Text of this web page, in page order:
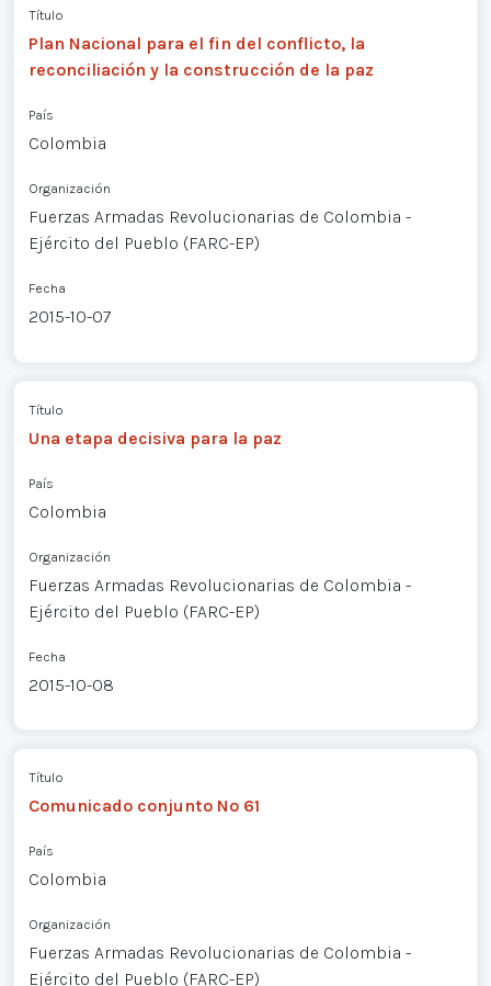
Título
Plan Nacional para el fin del conflicto, la
reconciliación y la construcción de la paz
País
Colombia
Organización
Fuerzas Armadas Revolucionarias de Colombia -
Ejército del Pueblo (FARC-EP)
Fecha
2015-10-07
Título
Una etapa decisiva para la paz
País
Colombia
Organización
Fuerzas Armadas Revolucionarias de Colombia -
Ejército del Pueblo (FARC-EP)
Fecha
2015-10-08
Título
Comunicado conjunto Nº 61
País
Colombia
Organización
Fuerzas Armadas Revolucionarias de Colombia -
Ejército del Pueblo (FARC-EP)